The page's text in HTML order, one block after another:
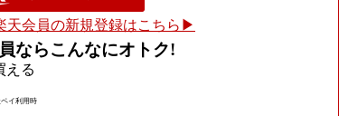
天会員の新規登録はこちら▶
ならこんなにオトク!
える
イ利用時